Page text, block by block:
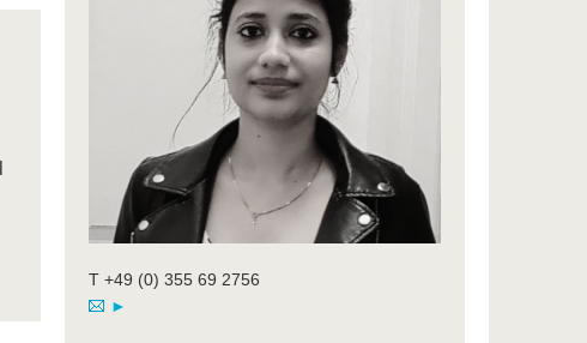
T +49 (0) 355 69 2756
►